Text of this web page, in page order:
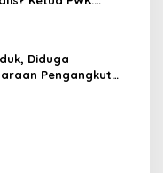
Diduga
Pengangkut